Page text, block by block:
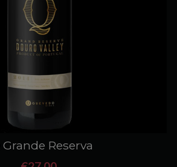
Grande Reserva